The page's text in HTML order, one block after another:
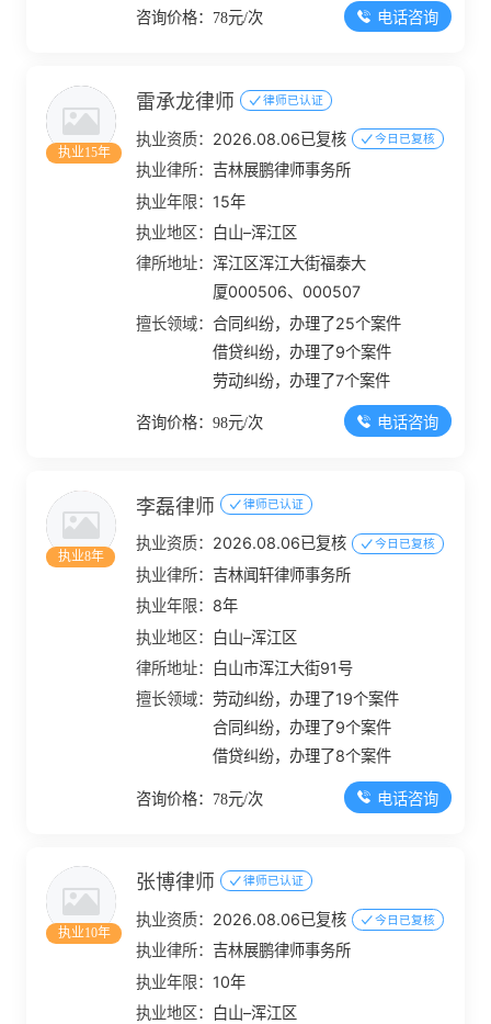
咨询价格：78元/次 电话咨询
执业15年
雷承龙律师 律师已认证
执业资质： 2026.08.06已复核 今日已复核
执业律所： 吉林展鹏律师事务所
执业年限： 15年
执业地区：
白山–浑江区
律所地址：浑江区浑江大街福泰大
厦000506、000507
擅长领域：合同纠纷，办理了25个案件
借贷纠纷，办理了9个案件
劳动纠纷，办理了7个案件
咨询价格：98元/次 电话咨询
执业8年
李磊律师 律师已认证
执业资质： 2026.08.06已复核 今日已复核
执业律所： 吉林闻轩律师事务所
执业年限： 8年
执业地区：
白山–浑江区
律所地址：
白山市浑江大街91号
擅长领域：劳动纠纷，办理了19个案件
合同纠纷，办理了9个案件
借贷纠纷，办理了8个案件
咨询价格：78元/次 电话咨询
执业10年
张博律师 律师已认证
执业资质： 2026.08.06已复核 今日已复核
执业律所： 吉林展鹏律师事务所
执业年限： 10年
执业地区：
白山–浑江区